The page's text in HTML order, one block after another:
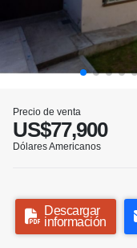
Precio de venta
US$77,900
Dólares Americanos
Descargar
información